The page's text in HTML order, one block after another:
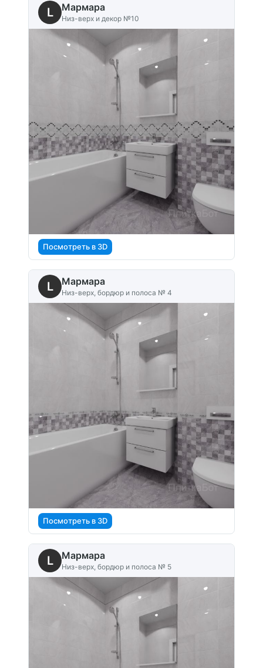
L Мармара
Низ-верх и декор №10
Посмотреть в 3D
L Мармара
Низ-верх, бордюр и полоса № 4
Посмотреть в 3D
L Мармара
Низ-верх, бордюр и полоса № 5